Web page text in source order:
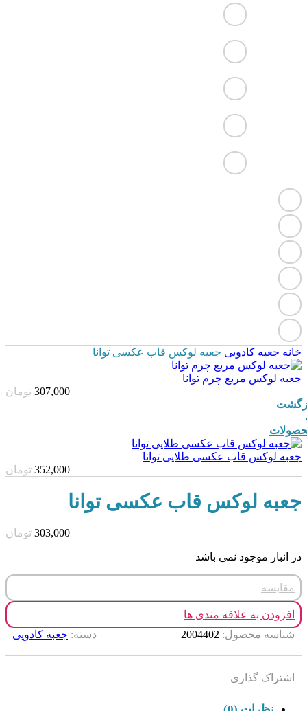
خانه جعبه کادویی جعبه لوکس قاب عکسی توانا
جعبه لوکس مربع چرم توانا
307,000 تومان
جعبه لوکس قاب عکسی طلایی توانا
352,000 تومان
جعبه لوکس قاب عکسی توانا
303,000 تومان
در انبار موجود نمی باشد
مقایسه
افزودن به علاقه مندی ها
شناسه محصول: 2004402 دسته: جعبه کادویی
اشتراک گذاری